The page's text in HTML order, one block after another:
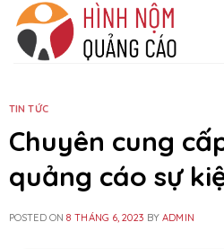
Skip
content
TIN TỨC
Chuyên cung
quảng cáo sự
POSTED ON8 THÁNG 6, 2023 BYADMIN